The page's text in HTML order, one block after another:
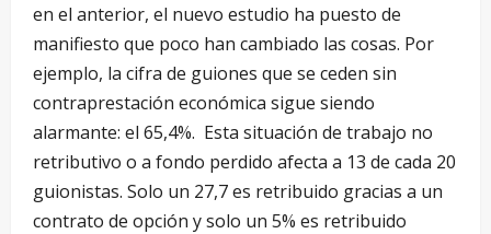
en el anterior, el nuevo estudio ha puesto de
manifiesto que poco han cambiado las cosas. Por
ejemplo, la cifra de guiones que se ceden sin
contraprestación económica sigue siendo
alarmante: el 65,4%. Esta situación de trabajo no
retributivo o a fondo perdido afecta a 13 de cada 20
guionistas. Solo un 27,7 es retribuido gracias a un
contrato de opción y solo un 5% es retribuido